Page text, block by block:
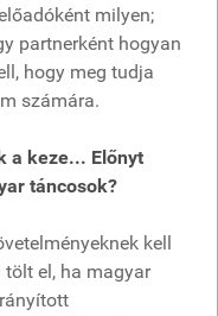
milyen;
partnerként hogyan
hogy meg tudja
számára.
a keze... Előnyt
táncosok?
kell
el, ha magyar